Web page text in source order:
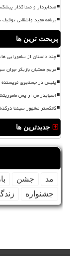
صدابردار و صداگذار
برنامه مجید واشقانی
پربحث ترین ها
چند داستان از سامورایی
مریم همتیان بازیگر جوان
پلیس در جستجوی
اسپایدر من از پس
گانگستر مشهور سینما
جدیدترین ها
مد جشن
جشنواره